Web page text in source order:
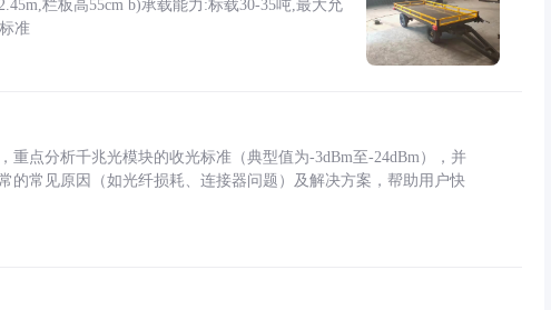
栏板高55cm b)承载能力:标载30-35吨,最大允
准
点分析千兆光模块的收光标准（典型值为-3dBm至-24dBm），并
的常见原因（如光纤损耗、连接器问题）及解决方案，帮助用户快